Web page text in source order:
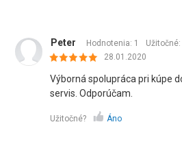
Peter Hodnotenia: 1 Užitočné:
28.01.2020
Výborná spolupráca pri kúpe
servis. Odporúčam.
Užitočné? Áno